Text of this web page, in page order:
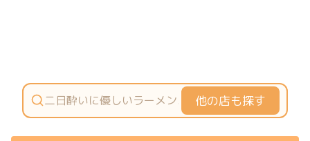
他の店も探す